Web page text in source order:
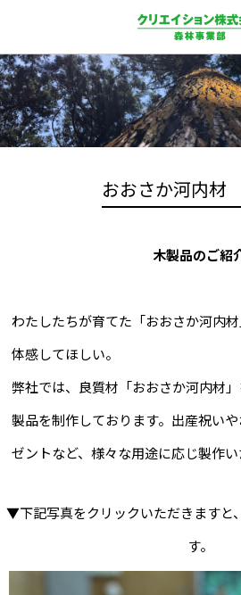
おおさか河内
木製品のご紹
わたしたちが育てた「おおさか河内
体感してほしい。
弊社では、良質材「おおさか河内材
製品を制作しております。出産祝い
ゼントなど、様々な用途に応じ製作い
▼下記写真をクリックいただきますと
す。